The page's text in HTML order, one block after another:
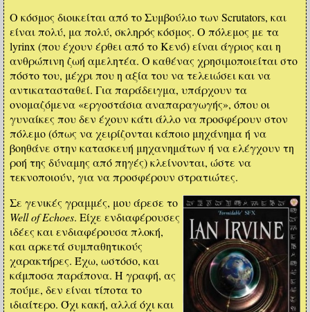
Ο κόσμος διοικείται από το Συμβούλιο των Scrutators, και
είναι πολύ, μα πολύ, σκληρός κόσμος. Ο πόλεμος με τα
lyrinx (που έχουν έρθει από το Κενό) είναι άγριος και η
ανθρώπινη ζωή αμελητέα. Ο καθένας χρησιμοποιείται στο
πόστο του, μέχρι που η αξία του να τελειώσει και να
αντικατασταθεί. Για παράδειγμα, υπάρχουν τα
ονομαζόμενα «εργοστάσια αναπαραγωγής», όπου οι
γυναίκες που δεν έχουν κάτι άλλο να προσφέρουν στον
πόλεμο (όπως να χειρίζονται κάποιο μηχάνημα ή να
βοηθάνε στην κατασκευή μηχανημάτων ή να ελέγχουν τη
ροή της δύναμης από πηγές) κλείνονται, ώστε να
τεκνοποιούν, για να προσφέρουν στρατιώτες.
Σε γενικές γραμμές, μου άρεσε το
Well of Echoes. Είχε ενδιαφέρουσες
ιδέες και ενδιαφέρουσα πλοκή,
και αρκετά συμπαθητικούς
χαρακτήρες. Έχω, ωστόσο, και
κάμποσα παράπονα. Η γραφή, ας
πούμε, δεν είναι τίποτα το
ιδιαίτερο. Όχι κακή, αλλά όχι και